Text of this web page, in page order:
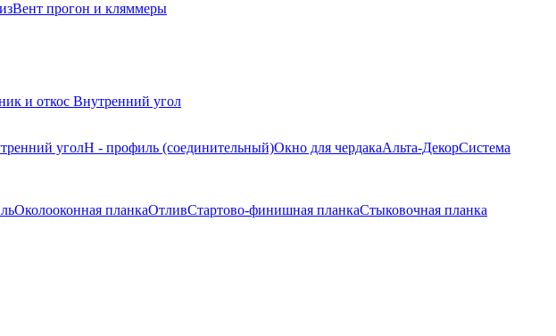
Вент прогон и кляммеры
и откос Внутренний угол
уголH - профиль (соединительный)Окно для чердакаАльта-ДекорСистема
Околооконная планкаОтливСтартово-финишная планкаСтыковочная планка